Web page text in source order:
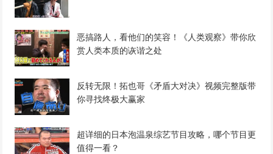
恶搞路人，看他们的笑容！《人类观察》带你欣
赏人类本质的诙谐之处
反转无限！拓也哥《矛盾大对决》视频完整版带
你寻找终极大赢家
超详细的日本泡温泉综艺节目攻略，哪个节目更
值得一看？